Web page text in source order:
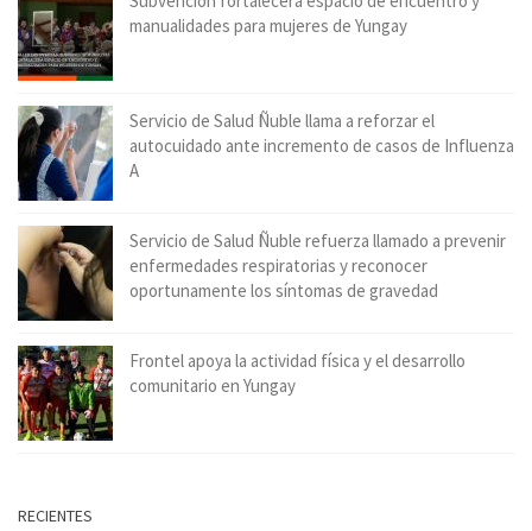
manualidades para mujeres de Yungay
Servicio de Salud Ñuble llama a reforzar el
autocuidado ante incremento de casos de Influenza
A
Servicio de Salud Ñuble refuerza llamado a prevenir
enfermedades respiratorias y reconocer
oportunamente los síntomas de gravedad
Frontel apoya la actividad física y el desarrollo
comunitario en Yungay
RECIENTES